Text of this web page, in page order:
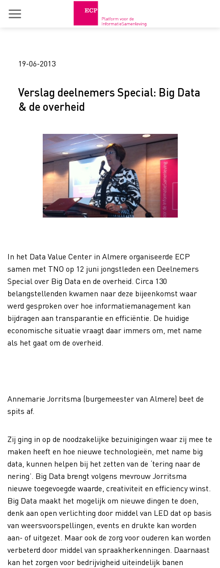
19-06-2013
Verslag deelnemers Special: Big Data
& de overheid
In het Data Value Center in Almere organiseerde ECP
samen met TNO op 12 juni jongstleden een Deelnemers
Special over Big Data en de overheid. Circa 130
belangstellenden kwamen naar deze bijeenkomst waar
werd gesproken over hoe informatiemanagement kan
bijdragen aan transparantie en efficiëntie. De huidige
economische situatie vraagt daar immers om, met name
als het gaat om de overheid.
Annemarie Jorritsma (burgemeester van Almere) beet de
spits af.
Zij ging in op de noodzakelijke bezuinigingen waar zij mee te
maken heeft en hoe nieuwe technologieën, met name big
data, kunnen helpen bij het zetten van de ‘tering naar de
nering’. Big Data brengt volgens mevrouw Jorritsma
nieuwe toegevoegde waarde, creativiteit en efficiency winst.
Big Data maakt het mogelijk om nieuwe dingen te doen,
denk aan open verlichting door middel van LED dat op basis
van weersvoorspellingen, events en drukte kan worden
aan- of uitgezet. Maar ook de zorg voor ouderen kan worden
verbeterd door middel van spraakherkenningen. Daarnaast
kan het zorgen voor bedrijvigheid uiteindelijk banen